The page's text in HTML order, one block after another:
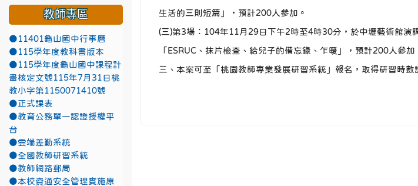
生活的三則短篇」，預計200人參加。
(三)第3場：104年11月29日下午2時至4時30分，於中壢藝術館演
「ESRUC、抹片檢查、給兒子的備忘錄、乍暖」，預計200人參加
三、本案可至「桃園教師專業發展研習系統」報名，取得研習時數
教師專區
●11401龜山國中行事曆
●115學年度教科書版本
●115學年度龜山國中課程計
畫核定文號115年7月31日桃
教小字第1150071410號
●正式課表
●教育公務單一認證授權平
台
●雲端差勤系統
●全國教師研習系統
●教師網路郵局
●本校資通安全管理實施原